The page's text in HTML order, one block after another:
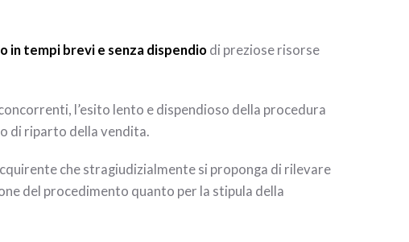
in tempi brevi e senza dispendio di preziose risorse
l’esito lento e dispendioso della procedura
di riparto della vendita.
che stragiudizialmente si proponga di rilevare
del procedimento quanto per la stipula della